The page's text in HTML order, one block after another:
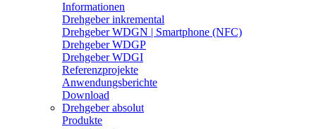
Informationen
Drehgeber inkremental
Drehgeber WDGN | Smartphone (NFC)
Drehgeber WDGP
Drehgeber WDGI
Referenzprojekte
Anwendungsberichte
Download
Drehgeber absolut
Produkte